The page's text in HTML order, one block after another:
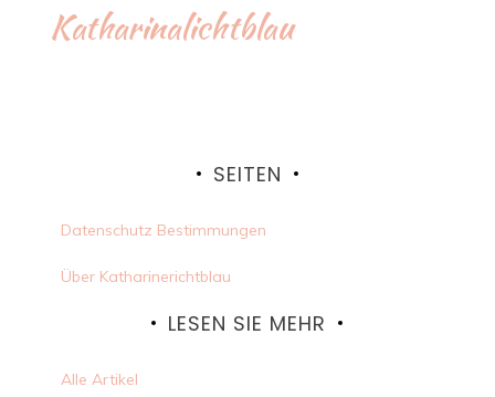
Katharinalichtblau
SEITEN
Datenschutz Bestimmungen
Über Katharinerichtblau
LESEN SIE MEHR
Alle Artikel